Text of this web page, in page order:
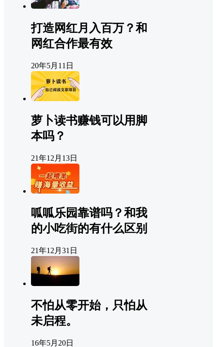
打造网红月入百万？和
网红合作最有效
20年5月11日
萝卜读书赚钱可以用脚
本吗？
21年12月13日
呱呱乐园靠谱吗？和我
的小吃街的有什么区别
21年12月31日
不怕从零开始，只怕从
未启程。
16年5月20日